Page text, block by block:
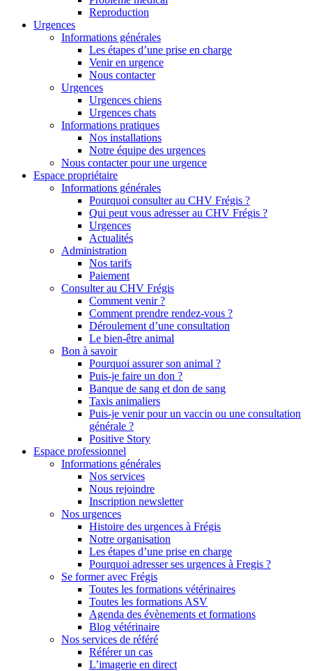
Reproduction
Urgences
Informations générales
Les étapes d’une prise en charge
Venir en urgence
Nous contacter
Urgences
Urgences chiens
Urgences chats
Informations pratiques
Nos installations
Notre équipe des urgences
Nous contacter pour une urgence
Espace propriétaire
Informations générales
Pourquoi consulter au CHV Frégis ?
Qui peut vous adresser au CHV Frégis ?
Urgences
Actualités
Administration
Nos tarifs
Paiement
Consulter au CHV Frégis
Comment venir ?
Comment prendre rendez-vous ?
Déroulement d’une consultation
Le bien-être animal
Bon à savoir
Pourquoi assurer son animal ?
Puis-je faire un don ?
Banque de sang et don de sang
Taxis animaliers
Puis-je venir pour un vaccin ou une consultation
générale ?
Positive Story
Espace professionnel
Informations générales
Nos services
Nous rejoindre
Inscription newsletter
Nos urgences
Histoire des urgences à Frégis
Notre organisation
Les étapes d’une prise en charge
Pourquoi adresser ses urgences à Fregis ?
Se former avec Frégis
Toutes les formations vétérinaires
Toutes les formations ASV
Agenda des évènements et formations
Blog vétérinaire
Nos services de référé
Référer un cas
L’imagerie en direct